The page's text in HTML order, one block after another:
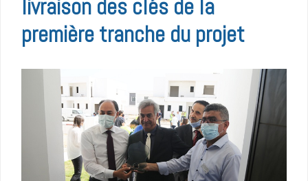
livraison des clés de la
première tranche du projet